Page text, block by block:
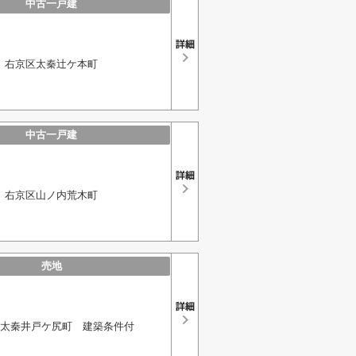
中古一戸建
右京区太秦辻ケ本町
中古一戸建
右京区山ノ内荒木町
売地
秦井戸ケ尻町 建築条件付